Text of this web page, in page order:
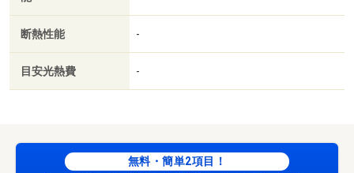
態：不在・◆キャンペーン中◇◆有名ハウスメーカー各社
約可能◆・駐輪場：有（無料）/クリーニング費用 60000
円/鍵セット費 3300円
断熱性能 -
目安光熱費 -
無料・簡単2項目！